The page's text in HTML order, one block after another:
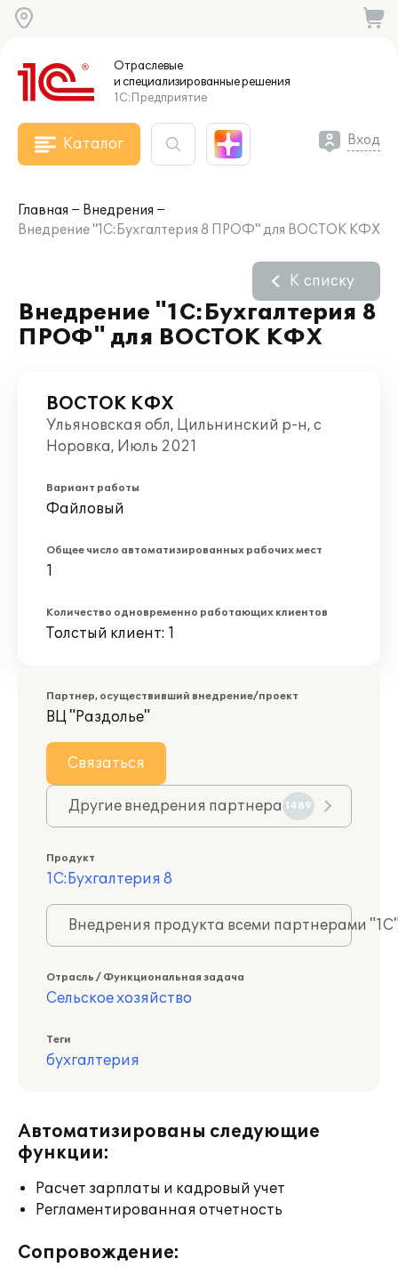
Отраслевые
и специализированныерешения
1С:Предприятие
Каталог Вход
Главная
Внедрения
Внедрение "1С:Бухгалтерия 8 ПРОФ" для ВОСТОК КФХ
Внедрение "1С:Бухгалтерия 8
ПРОФ" для ВОСТОК КФХ
К списку
ВОСТОК КФХ
Ульяновская обл, Цильнинский р-н, с
Норовка, Июль 2021
Вариант работы
Файловый
Общее число автоматизированных рабочих мест
1
Количество одновременно работающих клиентов
Толстый клиент: 1
Партнер, осуществивший внедрение/проект
ВЦ "Раздолье"
Связаться
Другие внедрения партнера 1489
Продукт
1С:Бухгалтерия 8
Внедрения продукта всеми партнерами
Отрасль / Функциональная задача
Сельское хозяйство
Теги
бухгалтерия
Автоматизированы следующие
функции:
Расчет зарплаты и кадровый учет
Регламентированная отчетность
Сопровождение: